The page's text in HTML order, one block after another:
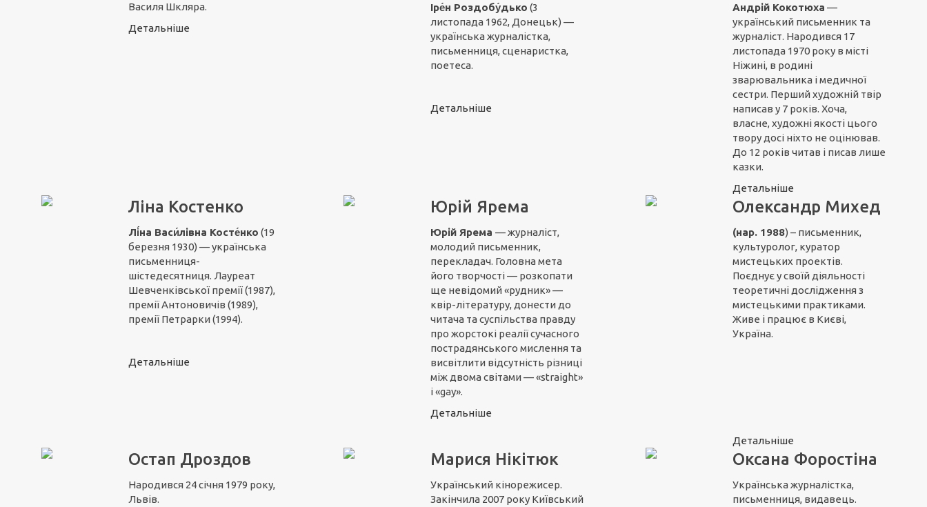
Василя Шкляра.
Детальніше
Іре́н Роздобу́дько (3
листопада 1962, Донецьк) —
українська журналістка,
письменниця, сценаристка,
поетеса.
Детальніше
Андрій Кокотюха —
український письменник та
журналіст. Народився 17
листопада 1970 року в місті
Ніжині, в родині
зварювальника і медичної
сестри. Перший художній твір
написав у 7 років. Хоча,
власне, художні якості цього
твору досі ніхто не оцінював.
До 12 років читав і писав лише
казки.
Детальніше
Ліна Костенко
Лі́на Васи́лівна Косте́нко (19
березня 1930) — українська
письменниця-
шістедесятниця. Лауреат
Шевченківської премії (1987),
премії Антоновичів (1989),
премії Петрарки (1994).
Детальніше
Юрій Ярема
Юрій Ярема — журналіст,
молодий письменник,
перекладач. Головна мета
його творчості — розкопати
ще невідомий «рудник» —
квір-літературу, донести до
читача та суспільства правду
про жорстокі реалії сучасного
пострадянського мислення та
висвітлити відсутність різниці
між двома світами — «straight»
і «gay».
Детальніше
Олександр Михед
(нар. 1988) – письменник,
культуролог, куратор
мистецьких проектів.
Поєднує у своїй діяльності
теоретичні дослідження з
мистецькими практиками.
Живе і працює в Києві,
Україна.
Детальніше
Остап Дроздов
Народився 24 січня 1979 року,
Львів.
Марися Нікітюк
Український кінорежисер.
Закінчила 2007 року Київський
Оксана Форостіна
Українська журналістка,
письменниця, видавець.